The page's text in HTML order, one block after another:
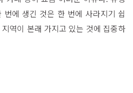
번에 생긴 것은 한 번에 사라지기 쉽
역이 본래 가지고 있는 것에 집중하